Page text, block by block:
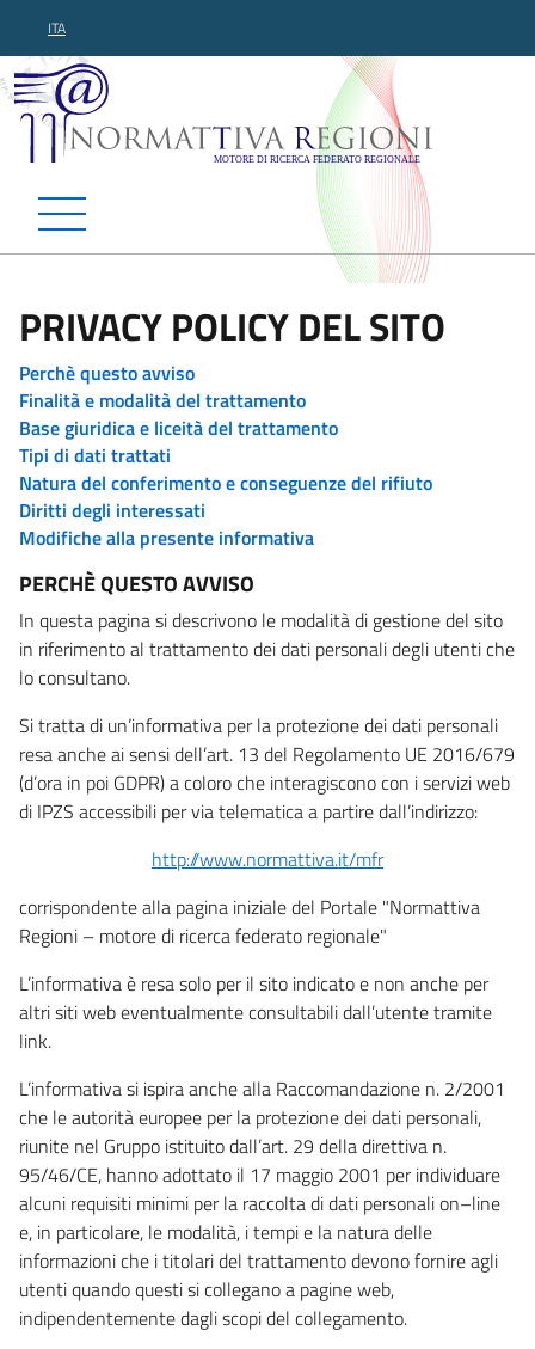
ITA
Normattiva Regioni -
PRIVACY POLICY DEL SITO
Perchè questo avviso
Finalità e modalità del trattamento
Base giuridica e liceità del trattamento
Tipi di dati trattati
Natura del conferimento e conseguenze del rifiuto
Diritti degli interessati
Modifiche alla presente informativa
PERCHÈ QUESTO AVVISO
In questa pagina si descrivono le modalità di gestione del sito
in riferimento al trattamento dei dati personali degli utenti che
lo consultano.
Si tratta di un’informativa per la protezione dei dati personali
resa anche ai sensi dell’art. 13 del Regolamento UE 2016/679
(d’ora in poi GDPR) a coloro che interagiscono con i servizi web
di IPZS accessibili per via telematica a partire dall’indirizzo:
http://www.normattiva.it/mfr
corrispondente alla pagina iniziale del Portale "Normattiva
Regioni – motore di ricerca federato regionale"
L’informativa è resa solo per il sito indicato e non anche per
altri siti web eventualmente consultabili dall’utente tramite
link.
L’informativa si ispira anche alla Raccomandazione n. 2/2001
che le autorità europee per la protezione dei dati personali,
riunite nel Gruppo istituito dall’art. 29 della direttiva n.
95/46/CE, hanno adottato il 17 maggio 2001 per individuare
alcuni requisiti minimi per la raccolta di dati personali on–line
e, in particolare, le modalità, i tempi e la natura delle
informazioni che i titolari del trattamento devono fornire agli
utenti quando questi si collegano a pagine web,
indipendentemente dagli scopi del collegamento.